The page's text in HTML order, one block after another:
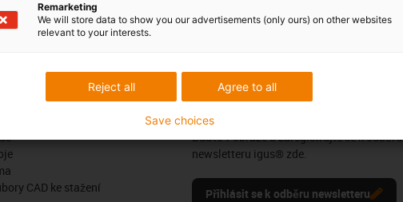
CAD ke stažení
Sledujte nás
Buďte v obraze a zaregistrujte se k odběru
newsletteru igus® zde.
Přihlásit se k odběru newsletteru
Remarketing
We will store data to show you our advertisements (only ours) on other websites
relevant to your interests.
Agree to all
Reject all
Save choices